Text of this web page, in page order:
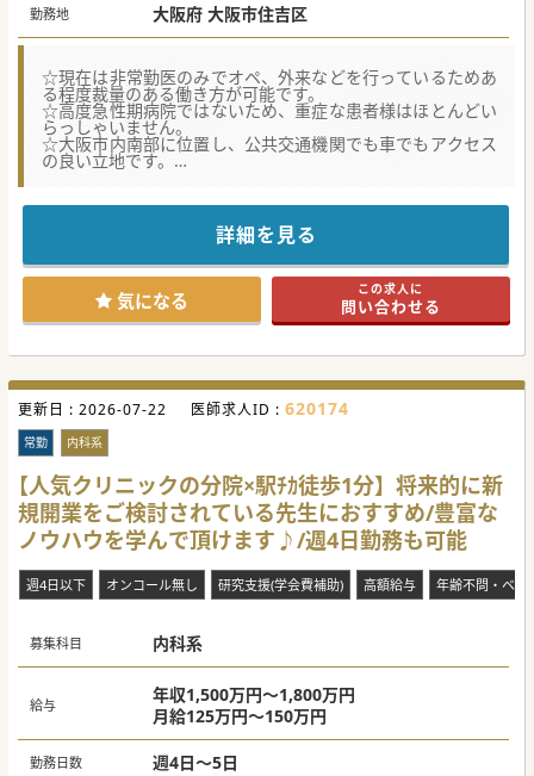
勤務地 大阪府 大阪市住吉区
☆現在は非常勤医のみでオペ、外来などを行っているためあ
る程度裁量のある働き方が可能です。
☆高度急性期病院ではないため、重症な患者様はほとんどい
らっしゃいません。
☆大阪市内南部に位置し、公共交通機関でも車でもアクセス
の良い立地です。
現在、整形外科については常勤が不在でのため、整形外科の
方向性もある程度決定権のあるポストでの相談も可能です。
1,800万円以上もご相談可能ですので、ご興味がございまし
たらお問合せください。
#秋入職可
詳細を見る
気になる この求人に
問い合わせる
更新日 : 2026-07-22 医師求人ID : 620174
常勤 内科系
【人気クリニックの分院×駅ﾁｶ徒歩1分】将来的に新
規開業をご検討されている先生におすすめ/豊富な
ノウハウを学んで頂けます♪/週4日勤務も可能
週4日以下 オンコール無し 研究支援(学会費補助) 高額給与 年齢不問・ベテ
募集科目 内科系
給与
年収1,500万円～1,800万円
月給125万円～150万円
勤務日数 週4日～5日